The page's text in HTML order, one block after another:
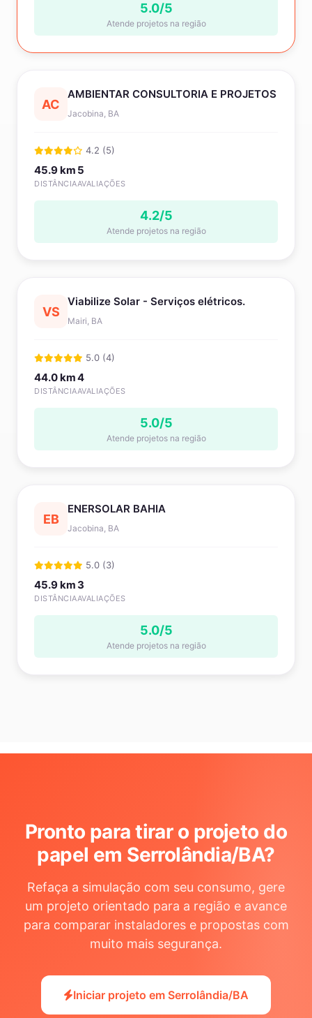
5.0/5
Atende projetos na região
AC
AMBIENTAR CONSULTORIA E PROJETOS
Jacobina, BA
4.2 (5)
45.9 km
DISTÂNCIA
5
AVALIAÇÕES
4.2/5
Atende projetos na região
VS
Viabilize Solar - Serviços elétricos.
Mairi, BA
5.0 (4)
44.0 km
DISTÂNCIA
4
AVALIAÇÕES
5.0/5
Atende projetos na região
EB
ENERSOLAR BAHIA
Jacobina, BA
5.0 (3)
45.9 km
DISTÂNCIA
3
AVALIAÇÕES
5.0/5
Atende projetos na região
Pronto para tirar o projeto do
papel em Serrolândia/BA?
Refaça a simulação com seu consumo, gere
um projeto orientado para a região e avance
para comparar instaladores e propostas com
muito mais segurança.
Iniciar projeto em Serrolândia/BA